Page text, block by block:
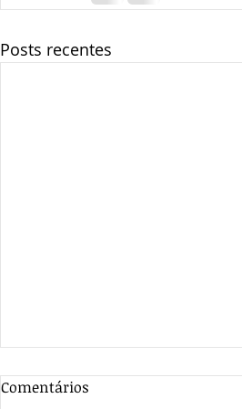
Posts recentes
DECISÃO
Comentários